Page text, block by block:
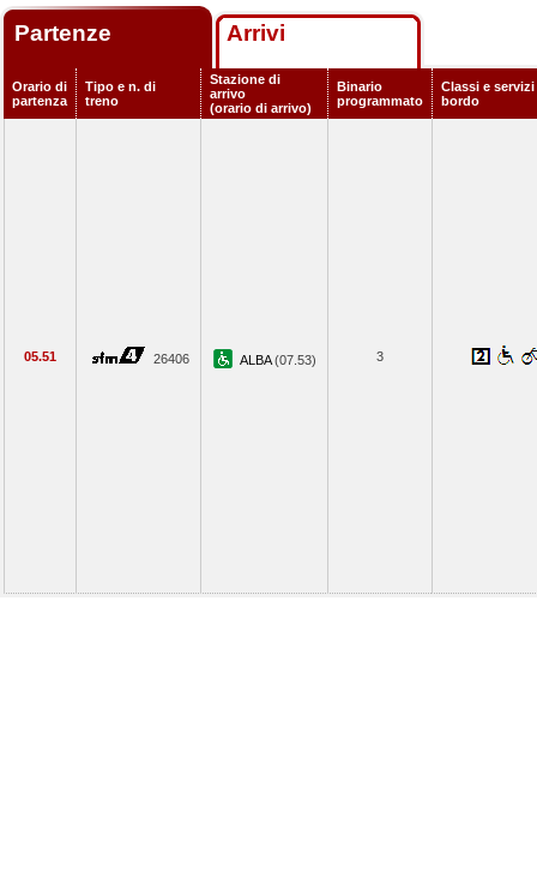
Partenze Arrivi
Orario di
partenza
Tipo e n. di
treno
Stazione di
arrivo
(orario di arrivo)
Binario
programmato
Classi e servizi
bordo
05.51 26406 ALBA(07.53) 3